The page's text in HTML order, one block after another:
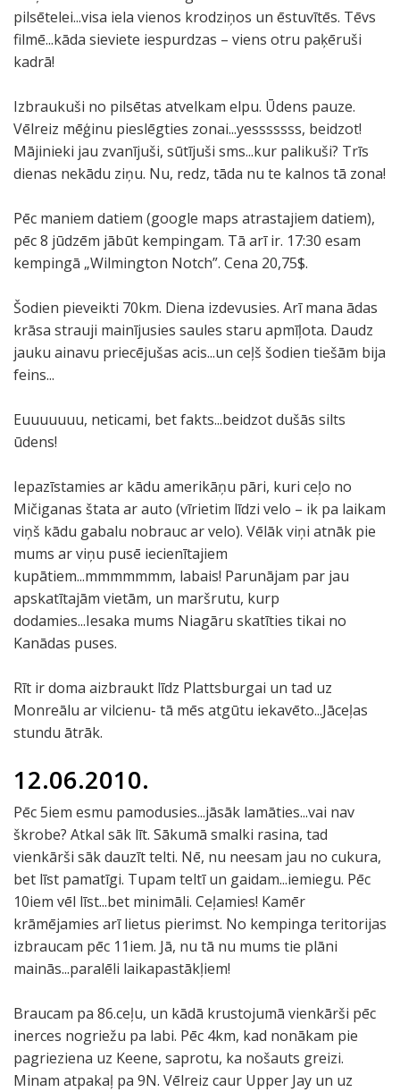
pilsētelei...visa iela vienos krodziņos un ēstuvītēs. Tēvs
filmē...kāda sieviete iespurdzas – viens otru paķēruši
kadrā!
Izbraukuši no pilsētas atvelkam elpu. Ūdens pauze.
Vēlreiz mēģinu pieslēgties zonai...yesssssss, beidzot!
Mājinieki jau zvanījuši, sūtījuši sms...kur palikuši? Trīs
dienas nekādu ziņu. Nu, redz, tāda nu te kalnos tā zona!
Pēc maniem datiem (google maps atrastajiem datiem),
pēc 8 jūdzēm jābūt kempingam. Tā arī ir. 17:30 esam
kempingā „Wilmington Notch”. Cena 20,75$.
Šodien pieveikti 70km. Diena izdevusies. Arī mana ādas
krāsa strauji mainījusies saules staru apmīļota. Daudz
jauku ainavu priecējušas acis...un ceļš šodien tiešām bija
feins...
Euuuuuuu, neticami, bet fakts...beidzot dušās silts
ūdens!
Iepazīstamies ar kādu amerikāņu pāri, kuri ceļo no
Mičiganas štata ar auto (vīrietim līdzi velo – ik pa laikam
viņš kādu gabalu nobrauc ar velo). Vēlāk viņi atnāk pie
mums ar viņu pusē iecienītajiem
kupātiem...mmmmmmm, labais! Parunājam par jau
apskatītajām vietām, un maršrutu, kurp
dodamies...Iesaka mums Niagāru skatīties tikai no
Kanādas puses.
Rīt ir doma aizbraukt līdz Plattsburgai un tad uz
Monreālu ar vilcienu- tā mēs atgūtu iekavēto...Jāceļas
stundu ātrāk.
12.06.2010.
Pēc 5iem esmu pamodusies...jāsāk lamāties...vai nav
škrobe? Atkal sāk līt. Sākumā smalki rasina, tad
vienkārši sāk dauzīt telti. Nē, nu neesam jau no cukura,
bet līst pamatīgi. Tupam teltī un gaidam...iemiegu. Pēc
10iem vēl līst...bet minimāli. Ceļamies! Kamēr
krāmējamies arī lietus pierimst. No kempinga teritorijas
izbraucam pēc 11iem. Jā, nu tā nu mums tie plāni
mainās...paralēli laikapastākļiem!
Braucam pa 86.ceļu, un kādā krustojumā vienkārši pēc
inerces nogriežu pa labi. Pēc 4km, kad nonākam pie
pagrieziena uz Keene, saprotu, ka nošauts greizi.
Minam atpakaļ pa 9N. Vēlreiz caur Upper Jay un uz